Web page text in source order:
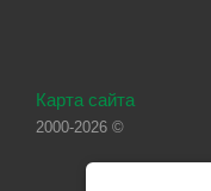
Карта сайта
2000-2026 ©